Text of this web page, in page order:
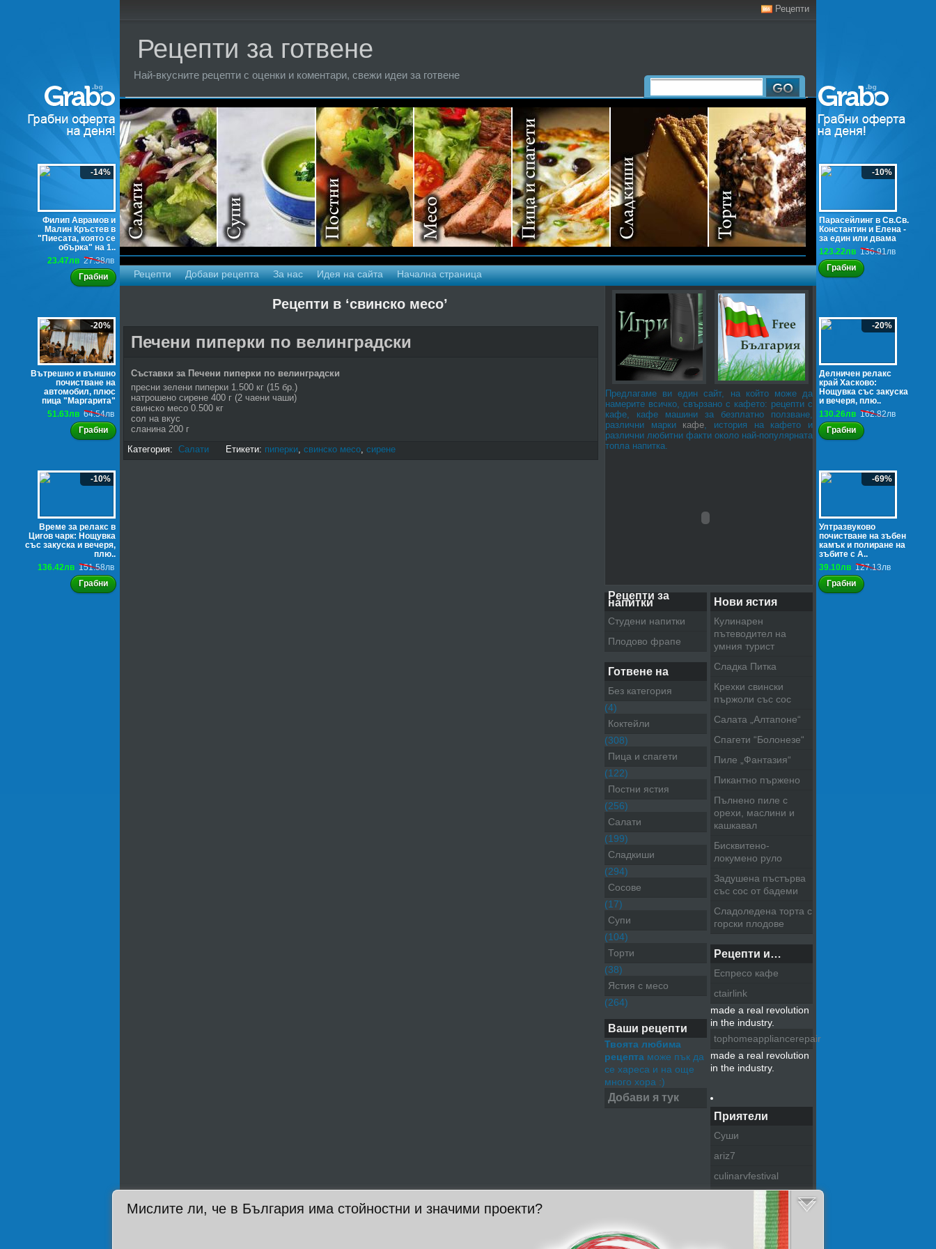
-14%
Филип Аврамов и
Малин Кръстев в
"Пиесата, която се
обърка" на 1..
23.47лв 27.38лв
Грабни
-20%
Вътрешно и външно
почистване на
автомобил, плюс
пица "Маргарита"
51.63лв 64.54лв
Грабни
-10%
Време за релакс в
Цигов чарк: Нощувка
със закуска и вечеря,
плю..
136.42лв 151.58лв
Грабни
-10%
Парасейлинг в Св.Св.
Константин и Елена -
за един или двама
123.22лв 136.91лв
Грабни
-20%
Делничен релакс
край Хасково:
Нощувка със закуска
и вечеря, плю..
130.26лв 162.82лв
Грабни
-69%
Ултразвуково
почистване на зъбен
камък и полиране на
зъбите с A..
39.10лв 127.13лв
Грабни
Рецепти
Рецепти за готвене
Най-вкусните рецепти с оценки и коментари, свежи идеи за готвене
Торти
Рецепти Добави рецепта За нас Идея на сайта Начална страница
Рецепти в ‘свинско месо’
Печени пиперки по велинградски
Съставки за Печени пиперки по велинградски
пресни зелени пиперки 1.500 кг (15 бр.)
натрошено сирене 400 г (2 чаени чаши)
свинско месо 0.500 кг
сол на вкус
сланина 200 г
Категория: Салати Етикети: пиперки, свинско месо, сирене
Предлагаме ви един сайт, на който може да
намерите всичко, свързано с кафето: рецепти с
кафе, кафе машини за безплатно ползване,
различни марки кафе, история на кафето и
различни любитни факти около най-популярната
топла напитка.
Нови ястия
Кулинарен
пътеводител на
умния турист
Сладка Питка
Крехки свински
пържоли със сос
Салата „Алтапоне“
Спагети “Болонезе“
Пиле „Фантазия“
Пикантно пържено
Пълнено пиле с
орехи, маслини и
кашкавал
Бисквитено-
локумено руло
Задушена пъстърва
със сос от бадеми
Сладоледена торта с
горски плодове
Рецепти и…
Еспресо кафе
ctairlink
made a real revolution
in the industry.
tophomeappliancerepair
made a real revolution
in the industry.
Приятели
Суши
ariz7
culinarvfestival
pazitel na tradiciite
Рецепти за
напитки
Студени напитки
Плодово фрапе
Готвене на
Без категория
(4)
Коктейли
(308)
Пица и спагети
(122)
Постни ястия
(256)
Салати
(199)
Сладкиши
(294)
Сосове
(17)
Супи
(104)
Торти
(38)
Ястия с месо
(264)
Ваши рецепти
Твоята любима
рецепта може пък да
се хареса и на още
много хора :)
Добави я тук
Мислите ли, че в България има стойностни и значими проекти?